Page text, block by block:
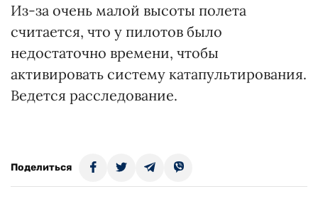
Из-за очень малой высоты полета
считается, что у пилотов было
недостаточно времени, чтобы
активировать систему катапультирования.
Ведется расследование.
Поделиться